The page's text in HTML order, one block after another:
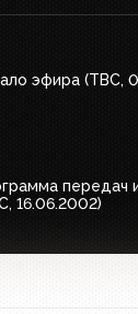
эфира (ТВС,
передач
16.06.2002)